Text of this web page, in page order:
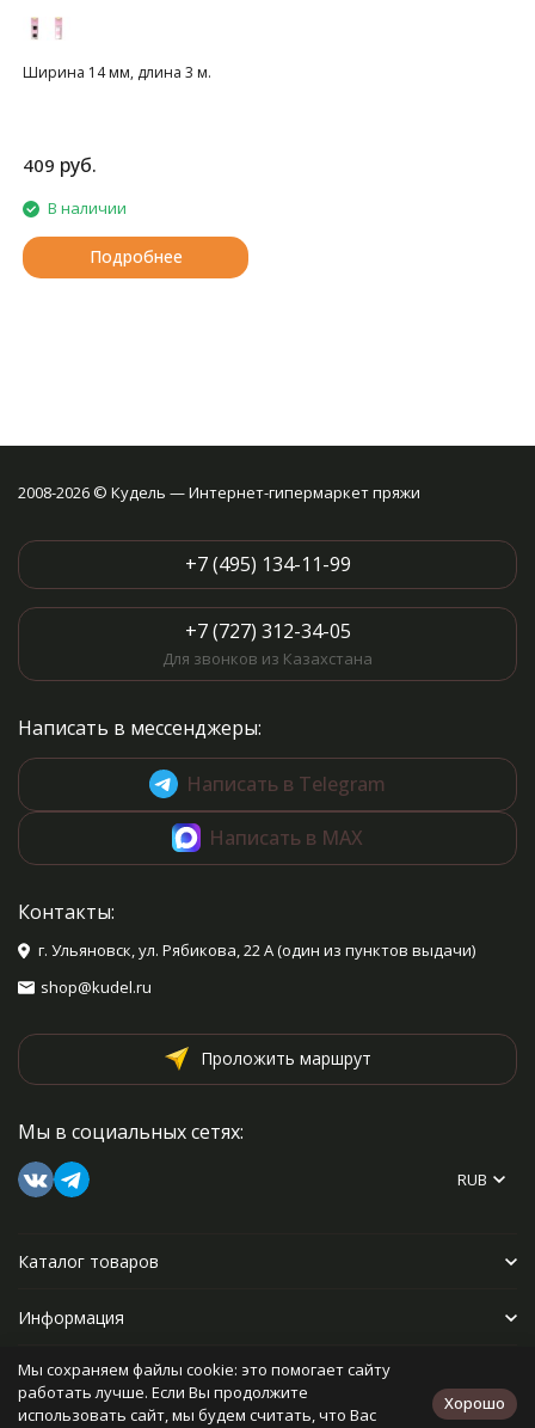
Ширина 14 мм, длина 3 м.
409 руб.
В наличии
Подробнее
2008-2026 © Кудель — Интернет-гипермаркет пряжи
+7 (495) 134-11-99
+7 (727) 312-34-05
Для звонков из Казахстана
Написать в мессенджеры:
Написать в Telegram
Написать в MAX
Контакты:
г. Ульяновск, ул. Рябикова, 22 А (один из пунктов выдачи)
shop@kudel.ru
Проложить маршрут
Мы в социальных сетях:
RUB
Каталог товаров
Информация
Прочее
Мы сохраняем файлы cookie: это помогает сайту
работать лучше. Если Вы продолжите
использовать сайт, мы будем считать, что Вас
Хорошо